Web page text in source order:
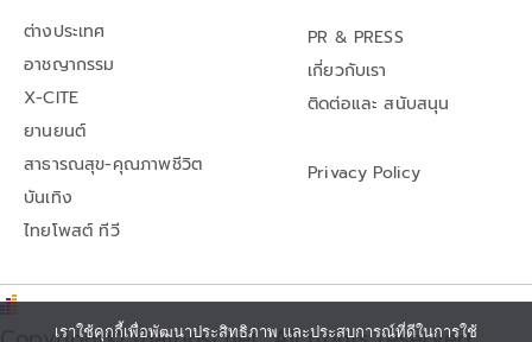
ต่างประเทศ
อาชญากรรม
X-CITE
ยานยนต์
สาธารณสุข-คุณภาพชีวิต
บันเทิง
ไทยโพสต์ ทีวี
PR & PRESS
เกี่ยวกับเรา
ติดต่อและ สนับสนุน
Privacy Policy
เราใช้คุกกี้เพื่อพัฒนาประสิทธิภาพ และประสบการณ์ที่ดีในการใช้